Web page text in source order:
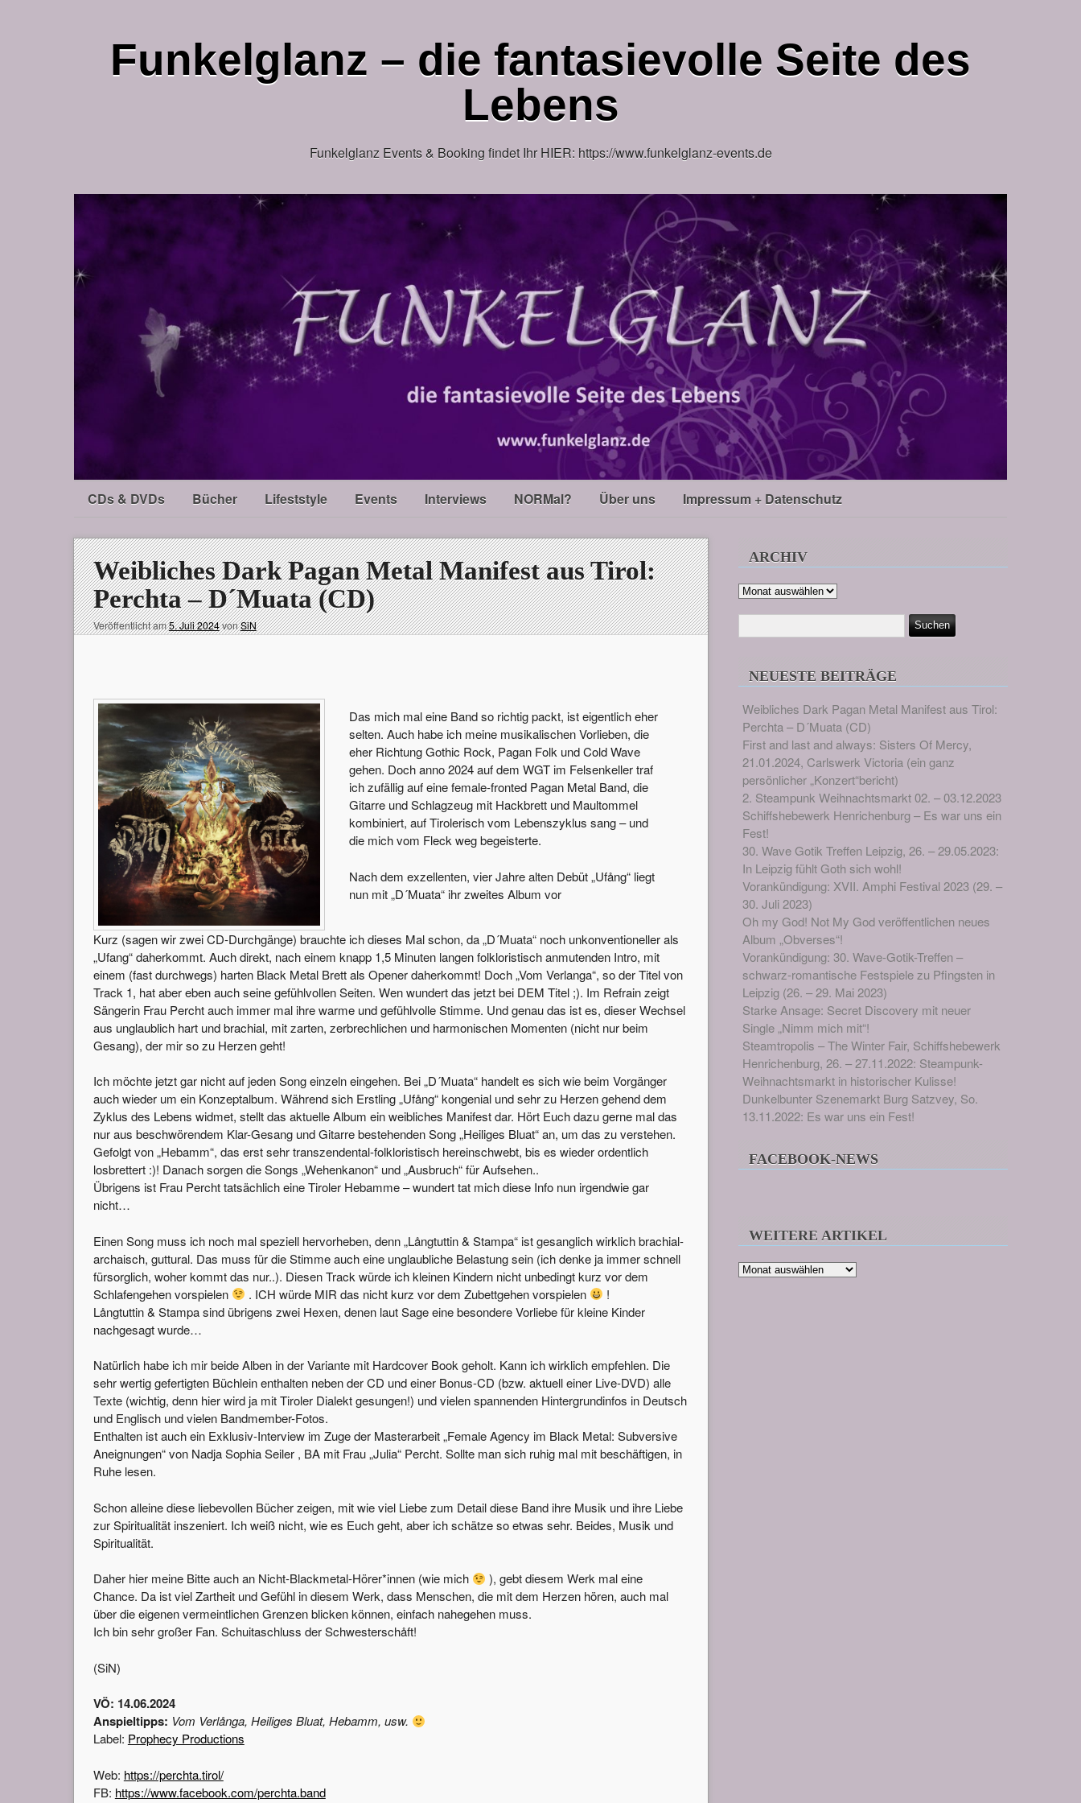
Funkelglanz – die fantasievolle Seite des
Lebens
Funkelglanz Events & Booking findet Ihr HIER: https://www.funkelglanz-events.de
CDs & DVDs Bücher Lifeststyle Events Interviews NORMal? Über uns Impressum + Datenschutz
Weibliches Dark Pagan Metal Manifest aus Tirol:
Perchta – D´Muata (CD)
Veröffentlicht am5. Juli 2024vonSiN
Das mich mal eine Band so richtig packt, ist eigentlich eher
selten. Auch habe ich meine musikalischen Vorlieben, die
eher Richtung Gothic Rock, Pagan Folk und Cold Wave
gehen. Doch anno 2024 auf dem WGT im Felsenkeller traf
ich zufällig auf eine female-fronted Pagan Metal Band, die
Gitarre und Schlagzeug mit Hackbrett und Maultommel
kombiniert, auf Tirolerisch vom Lebenszyklus sang – und
die mich vom Fleck weg begeisterte.
Nach dem exzellenten, vier Jahre alten Debüt „Ufång“ liegt
nun mit „D´Muata“ ihr zweites Album vor
Kurz (sagen wir zwei CD-Durchgänge) brauchte ich dieses Mal schon, da „D´Muata“ noch unkonventioneller als
„Ufang“ daherkommt. Auch direkt, nach einem knapp 1,5 Minuten langen folkloristisch anmutenden Intro, mit
einem (fast durchwegs) harten Black Metal Brett als Opener daherkommt! Doch „Vom Verlanga“, so der Titel von
Track 1, hat aber eben auch seine gefühlvollen Seiten. Wen wundert das jetzt bei DEM Titel ;). Im Refrain zeigt
Sängerin Frau Percht auch immer mal ihre warme und gefühlvolle Stimme. Und genau das ist es, dieser Wechsel
aus unglaublich hart und brachial, mit zarten, zerbrechlichen und harmonischen Momenten (nicht nur beim
Gesang), der mir so zu Herzen geht!
Ich möchte jetzt gar nicht auf jeden Song einzeln eingehen. Bei „D´Muata“ handelt es sich wie beim Vorgänger
auch wieder um ein Konzeptalbum. Während sich Erstling „Ufång“ kongenial und sehr zu Herzen gehend dem
Zyklus des Lebens widmet, stellt das aktuelle Album ein weibliches Manifest dar. Hört Euch dazu gerne mal das
nur aus beschwörendem Klar-Gesang und Gitarre bestehenden Song „Heiliges Bluat“ an, um das zu verstehen.
Gefolgt von „Hebamm“, das erst sehr transzendental-folkloristisch hereinschwebt, bis es wieder ordentlich
losbrettert :)! Danach sorgen die Songs „Wehenkanon“ und „Ausbruch“ für Aufsehen..
Übrigens ist Frau Percht tatsächlich eine Tiroler Hebamme – wundert tat mich diese Info nun irgendwie gar
nicht…
Einen Song muss ich noch mal speziell hervorheben, denn „Långtuttin & Stampa“ ist gesanglich wirklich brachial-
archaisch, guttural. Das muss für die Stimme auch eine unglaubliche Belastung sein (ich denke ja immer schnell
fürsorglich, woher kommt das nur..). Diesen Track würde ich kleinen Kindern nicht unbedingt kurz vor dem
Schlafengehen vorspielen
. ICH würde MIR das nicht kurz vor dem Zubettgehen vorspielen
!
Långtuttin & Stampa sind übrigens zwei Hexen, denen laut Sage eine besondere Vorliebe für kleine Kinder
nachgesagt wurde…
Natürlich habe ich mir beide Alben in der Variante mit Hardcover Book geholt. Kann ich wirklich empfehlen. Die
sehr wertig gefertigten Büchlein enthalten neben der CD und einer Bonus-CD (bzw. aktuell einer Live-DVD) alle
Texte (wichtig, denn hier wird ja mit Tiroler Dialekt gesungen!) und vielen spannenden Hintergrundinfos in Deutsch
und Englisch und vielen Bandmember-Fotos.
Enthalten ist auch ein Exklusiv-Interview im Zuge der Masterarbeit „Female Agency im Black Metal: Subversive
Aneignungen“ von Nadja Sophia Seiler , BA mit Frau „Julia“ Percht. Sollte man sich ruhig mal mit beschäftigen, in
Ruhe lesen.
Schon alleine diese liebevollen Bücher zeigen, mit wie viel Liebe zum Detail diese Band ihre Musik und ihre Liebe
zur Spiritualität inszeniert. Ich weiß nicht, wie es Euch geht, aber ich schätze so etwas sehr. Beides, Musik und
Spiritualität.
Daher hier meine Bitte auch an Nicht-Blackmetal-Hörer*innen (wie mich
), gebt diesem Werk mal eine
Chance. Da ist viel Zartheit und Gefühl in diesem Werk, dass Menschen, die mit dem Herzen hören, auch mal
über die eigenen vermeintlichen Grenzen blicken können, einfach nahegehen muss.
Ich bin sehr großer Fan. Schuitaschluss der Schwesterschåft!
(SiN)
VÖ: 14.06.2024
Anspieltipps: Vom Verlånga, Heiliges Bluat, Hebamm, usw.
Label: Prophecy Productions
Web: https://perchta.tirol/
FB: https://www.facebook.com/perchta.band
ARCHIV
Archiv
NEUESTE BEITRÄGE
Weibliches Dark Pagan Metal Manifest aus Tirol:
Perchta – D´Muata (CD)
First and last and always: Sisters Of Mercy,
21.01.2024, Carlswerk Victoria (ein ganz
persönlicher „Konzert“bericht)
2. Steampunk Weihnachtsmarkt 02. – 03.12.2023
Schiffshebewerk Henrichenburg – Es war uns ein
Fest!
30. Wave Gotik Treffen Leipzig, 26. – 29.05.2023:
In Leipzig fühlt Goth sich wohl!
Vorankündigung: XVII. Amphi Festival 2023 (29. –
30. Juli 2023)
Oh my God! Not My God veröffentlichen neues
Album „Obverses“!
Vorankündigung: 30. Wave-Gotik-Treffen –
schwarz-romantische Festspiele zu Pfingsten in
Leipzig (26. – 29. Mai 2023)
Starke Ansage: Secret Discovery mit neuer
Single „Nimm mich mit“!
Steamtropolis – The Winter Fair, Schiffshebewerk
Henrichenburg, 26. – 27.11.2022: Steampunk-
Weihnachtsmarkt in historischer Kulisse!
Dunkelbunter Szenemarkt Burg Satzvey, So.
13.11.2022: Es war uns ein Fest!
FACEBOOK-NEWS
WEITERE ARTIKEL
Weitere